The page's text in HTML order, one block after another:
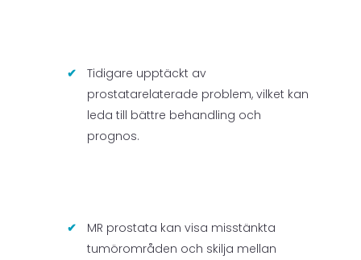
Tidigare upptäckt av
prostatarelaterade problem, vilket kan
leda till bättre behandling och
prognos.
MR prostata kan visa misstänkta
tumörområden och skilja mellan